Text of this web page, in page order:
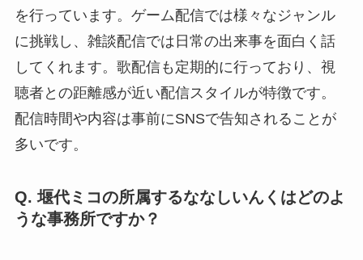
を行っています。ゲーム配信では様々なジャンル
に挑戦し、雑談配信では日常の出来事を面白く話
してくれます。歌配信も定期的に行っており、視
聴者との距離感が近い配信スタイルが特徴です。
配信時間や内容は事前にSNSで告知されることが
多いです。
Q. 堰代ミコの所属するななしいんくはどのよ
うな事務所ですか？